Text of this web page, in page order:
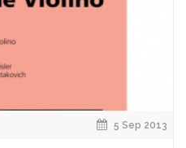
5 Sep 2013